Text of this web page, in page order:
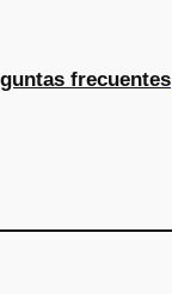
frecuentes